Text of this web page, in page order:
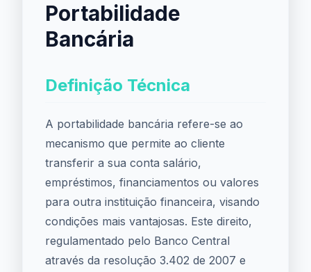
Portabilidade
Bancária
Definição Técnica
A portabilidade bancária refere-se ao
mecanismo que permite ao cliente
transferir a sua conta salário,
empréstimos, financiamentos ou valores
para outra instituição financeira, visando
condições mais vantajosas. Este direito,
regulamentado pelo Banco Central
através da resolução 3.402 de 2007 e